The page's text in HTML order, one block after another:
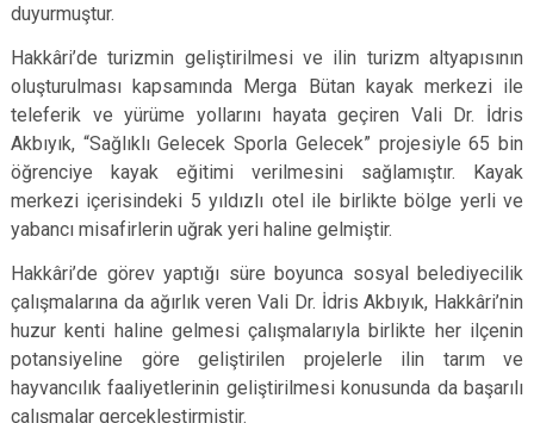
duyurmuştur.
Hakkâri’de turizmin geliştirilmesi ve ilin turizm altyapısının
oluşturulması kapsamında Merga Bütan kayak merkezi ile
teleferik ve yürüme yollarını hayata geçiren Vali Dr. İdris
Akbıyık, “Sağlıklı Gelecek Sporla Gelecek” projesiyle 65 bin
öğrenciye kayak eğitimi verilmesini sağlamıştır. Kayak
merkezi içerisindeki 5 yıldızlı otel ile birlikte bölge yerli ve
yabancı misafirlerin uğrak yeri haline gelmiştir.
Hakkâri’de görev yaptığı süre boyunca sosyal belediyecilik
çalışmalarına da ağırlık veren Vali Dr. İdris Akbıyık, Hakkâri’nin
huzur kenti haline gelmesi çalışmalarıyla birlikte her ilçenin
potansiyeline göre geliştirilen projelerle ilin tarım ve
hayvancılık faaliyetlerinin geliştirilmesi konusunda da başarılı
çalışmalar gerçekleştirmiştir.